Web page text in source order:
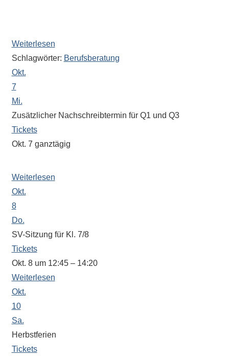
Möglichkeiten
der
Suche
zur
Weiterlesen
Schlagwörter: Berufsberatung
Okt.
7
Mi.
Zusätzlicher Nachschreibtermin für Q1 und Q3
Tickets
Okt. 7 ganztägig
Weiterlesen
Okt.
8
Do.
SV-Sitzung für Kl. 7/8
Tickets
Okt. 8 um 12:45 – 14:20
Weiterlesen
Okt.
10
Sa.
Herbstferien
Tickets